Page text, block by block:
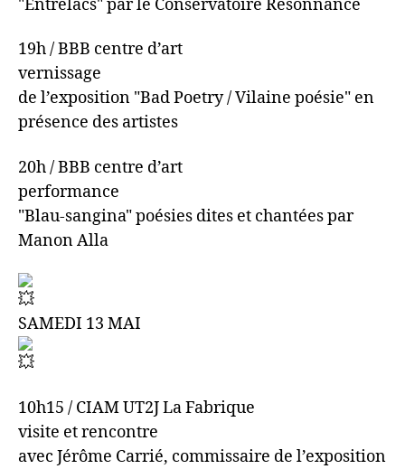
"Entrelacs" par le Conservatoire Résonnance
19h / BBB centre d’art
vernissage
de l’exposition "Bad Poetry / Vilaine poésie" en
présence des artistes
20h / BBB centre d’art
performance
"Blau-sangina" poésies dites et chantées par
Manon Alla
SAMEDI 13 MAI
10h15 / CIAM UT2J La Fabrique
visite et rencontre
avec Jérôme Carrié, commissaire de l’exposition